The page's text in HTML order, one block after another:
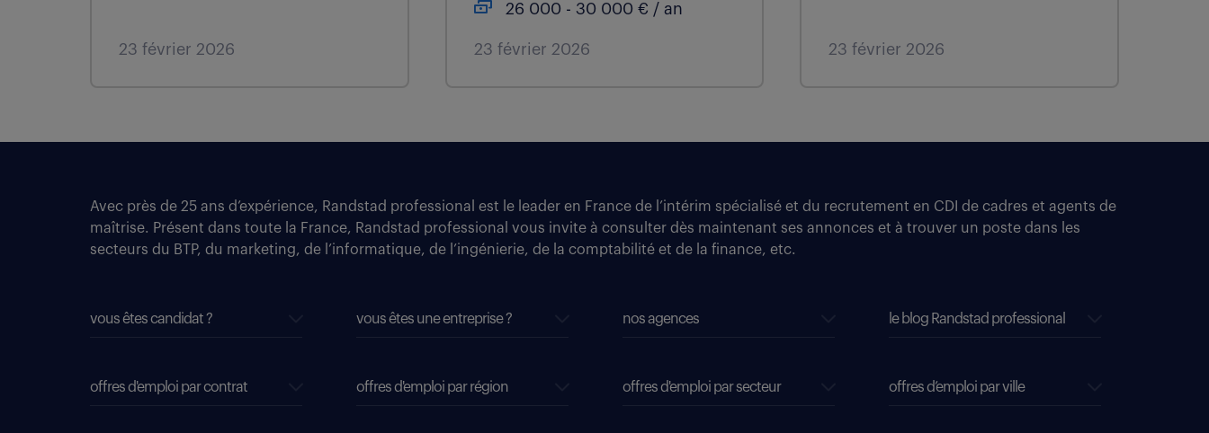
23 février 2026
26 000 - 30 000 € / an
23 février 2026 23 février 2026
Avec près de 25 ans d’expérience, Randstad professional est le leader en France de l’intérim spécialisé et du recrutement en CDI de cadres et agents de
maîtrise. Présent dans toute la France, Randstad professional vous invite à consulter dès maintenant ses annonces et à trouver un poste dans les
secteurs du BTP, du marketing, de l’informatique, de l’ingénierie, de la comptabilité et de la finance, etc.
vous êtes candidat ? vous êtes une entreprise ? nos agences le blog Randstad professional
offres d'emploi par contrat offres d'emploi par région offres d'emploi par secteur offres d’emploi par ville